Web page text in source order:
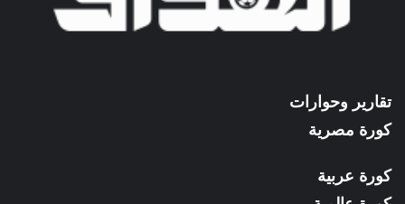
تقارير وحوارات
كورة مصرية
كورة عربية